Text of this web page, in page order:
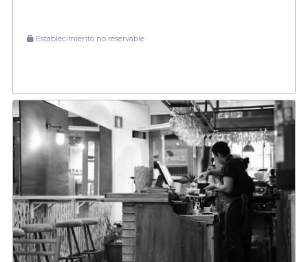
Establecimiento no reservable